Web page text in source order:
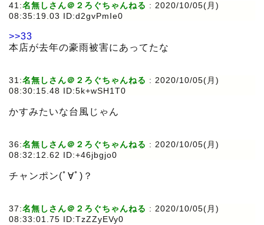
41:名無しさん＠２ろぐちゃんねる : 2020/10/05(月)
08:35:19.03 ID:d2gvPmIe0
>>33
本店が去年の豪雨被害にあってたな
31:名無しさん＠２ろぐちゃんねる : 2020/10/05(月)
08:30:15.48 ID:5k+wSH1T0
かすみたいな台風じゃん
36:名無しさん＠２ろぐちゃんねる : 2020/10/05(月)
08:32:12.62 ID:+46jbgjo0
チャンポン(ﾟ∀ﾟ)？
37:名無しさん＠２ろぐちゃんねる : 2020/10/05(月)
08:33:01.75 ID:TzZZyEVy0